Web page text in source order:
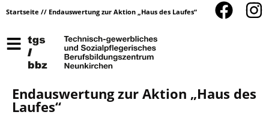
Startseite // Endauswertung zur Aktion „Haus des Laufes“
Endauswertung zur Aktion „Haus des
Laufes“